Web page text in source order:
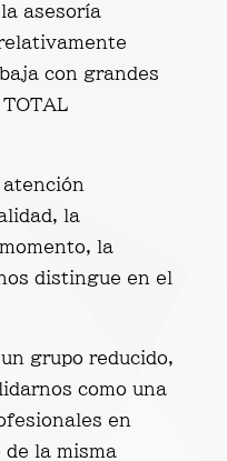
asesoría
con grandes
la
la
distingue en el
grupo reducido,
como una
en
la misma